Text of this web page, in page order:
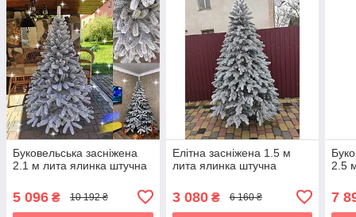
Буковельська засніжена
2.1 м лита ялинка штучна
5 096 ₴ 10 192 ₴
Елітна засніжена 1.5 м
лита ялинка штучна
3 080₴ 6 160 ₴
2.5
7